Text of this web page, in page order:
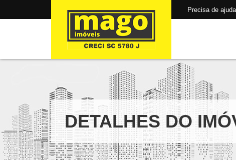
Precisa de
DETALHES DO